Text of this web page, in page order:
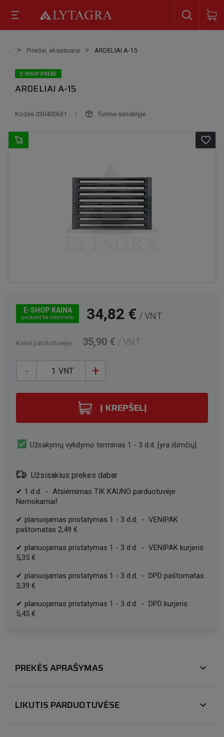
Priedai, aksesuarai ARDELIAI A-15
E-SHOP PREKĖ
ARDELIAI A-15
Kodas 030400631 | Turime sandėlyje
favorite_border
E-SHOP KAINA
perkant tik internetu 34,82 € / VNT
Kaina parduotuvėje 35,90 € / VNT
- +
VNT
Į KREPŠELĮ
check_box Užsakymų vykdymo terminas 1 - 3 d.d. [yra išimčių]
Užsisakius prekes dabar
✔ 1 d.d. - Atsiėmimas TIK KAUNO parduotuvėje
Nemokamai!
✔ planuojamas pristatymas 1 - 3 d.d. - VENIPAK
paštomatas 2,49 €
✔ planuojamas pristatymas 1 - 3 d.d. - VENIPAK kurjeris
5,35 €
✔ planuojamas pristatymas 1 - 3 d.d. - DPD paštomatas
3,39 €
✔ planuojamas pristatymas 1 - 3 d.d. - DPD kurjeris
5,45 €
PREKĖS APRAŠYMAS expand_more
LIKUTIS PARDUOTUVĖSE expand_more